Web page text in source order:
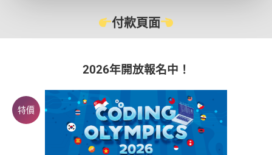
付款頁面
2026年開放報名中！
特價